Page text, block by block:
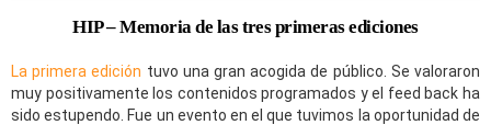
HIP – Memoria de las tres primeras ediciones
La primera edición tuvo una gran acogida de público. Se valoraron
muy positivamente los contenidos programados y el feed back ha
sido estupendo. Fue un evento en el que tuvimos la oportunidad de